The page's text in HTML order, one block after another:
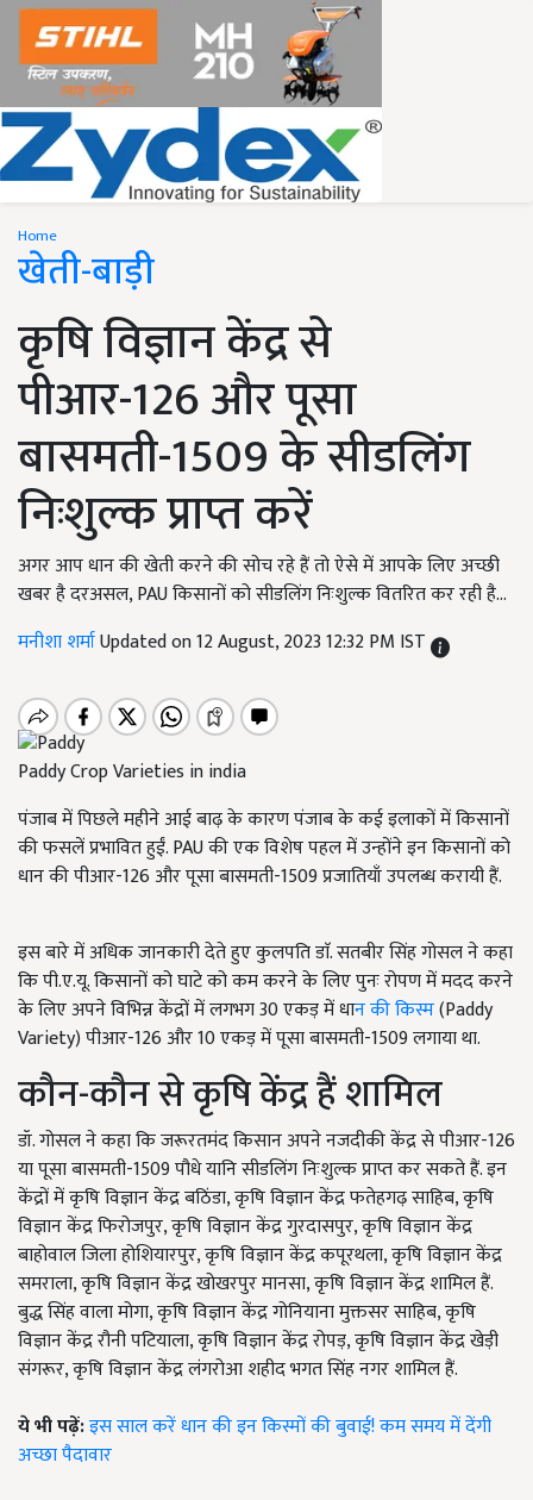
Home
खेती-बाड़ी
कृषि विज्ञान केंद्र से
पीआर-126 और पूसा
बासमती-1509 के सीडलिंग
निःशुल्क प्राप्त करें
अगर आप धान की खेती करने की सोच रहे हैं तो ऐसे में आपके लिए अच्छी
खबर है दरअसल, PAU किसानों को सीडलिंग निःशुल्क वितरित कर रही है...
मनीशा शर्माUpdated on 12 August, 2023 12:32 PM IST
Paddy Crop Varieties in india
पंजाब में पिछले महीने आई बाढ़ के कारण पंजाब के कई इलाकों में किसानों
की फसलें प्रभावित हुईं. PAU की एक विशेष पहल में उन्होंने इन किसानों को
धान की पीआर-126 और पूसा बासमती-1509 प्रजातियाँ उपलब्ध करायी हैं.
इस बारे में अधिक जानकारी देते हुए कुलपति डाॅ. सतबीर सिंह गोसल ने कहा
कि पी.ए.यू. किसानों को घाटे को कम करने के लिए पुनः रोपण में मदद करने
के लिए अपने विभिन्न केंद्रों में लगभग 30 एकड़ में धान की किस्म(Paddy
Variety) पीआर-126 और 10 एकड़ में पूसा बासमती-1509 लगाया था.
कौन-कौन से कृषि केंद्र हैं शामिल
डॉ. गोसल ने कहा कि जरूरतमंद किसान अपने नजदीकी केंद्र से पीआर-126
या पूसा बासमती-1509 पौधे यानि सीडलिंग निःशुल्क प्राप्त कर सकते हैं. इन
केंद्रों में कृषि विज्ञान केंद्र बठिंडा, कृषि विज्ञान केंद्र फतेहगढ़ साहिब, कृषि
विज्ञान केंद्र फिरोजपुर, कृषि विज्ञान केंद्र गुरदासपुर, कृषि विज्ञान केंद्र
बाहोवाल जिला होशियारपुर, कृषि विज्ञान केंद्र कपूरथला, कृषि विज्ञान केंद्र
समराला, कृषि विज्ञान केंद्र खोखरपुर मानसा, कृषि विज्ञान केंद्र शामिल हैं.
बुद्ध सिंह वाला मोगा, कृषि विज्ञान केंद्र गोनियाना मुक्तसर साहिब, कृषि
विज्ञान केंद्र रौनी पटियाला, कृषि विज्ञान केंद्र रोपड़, कृषि विज्ञान केंद्र खेड़ी
संगरूर, कृषि विज्ञान केंद्र लंगरोआ शहीद भगत सिंह नगर शामिल हैं.
ये भी पढ़ें:इस साल करें धान की इन किस्मों की बुवाई! कम समय में देंगी
अच्छा पैदावार